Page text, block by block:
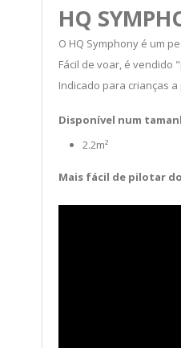
HQ
O HQ Symphony é um
Fácil de voar, é vendido
Indicado para crianças
Disponível num
2.2m²
Mais fácil de pilotar